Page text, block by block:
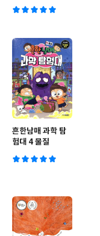
흔한남매 과학 탐
험대 4 물질